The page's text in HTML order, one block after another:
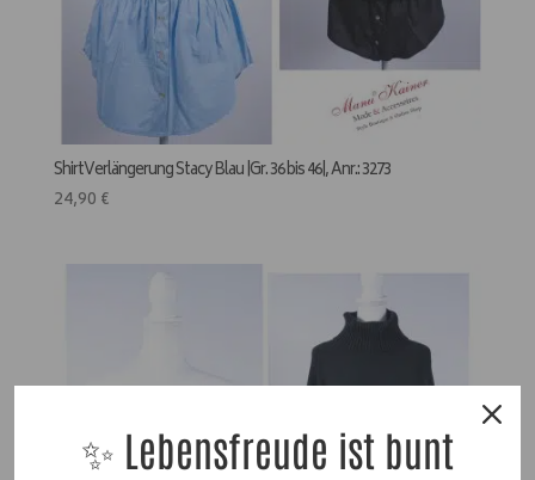
ShirtVerlängerung Stacy Blau |Gr. 36 bis 46|, Anr.: 3273
24,90 €
✨ Lebensfreude ist bunt